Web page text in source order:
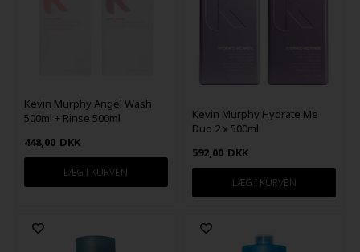
Kevin Murphy Angel Wash
500ml + Rinse 500ml
448,00 DKK
Kevin Murphy Hydrate Me
Duo 2 x 500ml
592,00 DKK